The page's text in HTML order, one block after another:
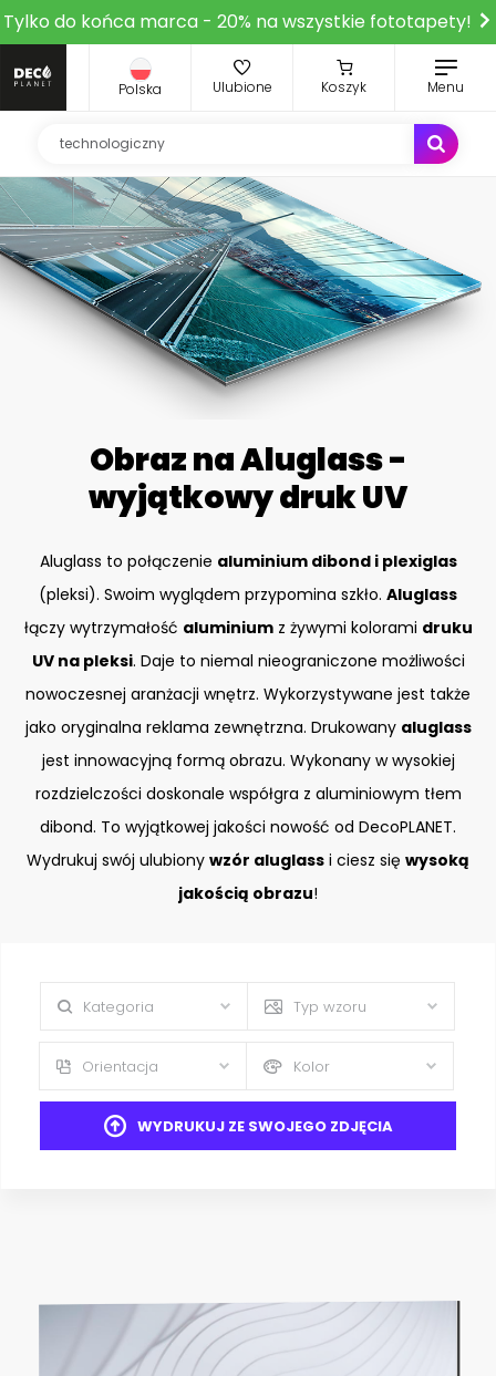
Tylko do końca marca - 20% na wszystkie fototapety!
Polska Ulubione Koszyk Menu
Obraz na Aluglass -
wyjątkowy druk UV
Aluglass to połączenie aluminium dibond i plexiglas
(pleksi). Swoim wyglądem przypomina szkło. Aluglass
łączy wytrzymałość aluminiumz żywymi kolorami druku
UV na pleksi. Daje to niemal nieograniczone możliwości
nowoczesnej aranżacji wnętrz. Wykorzystywane jest także
jako oryginalna reklama zewnętrzna. Drukowany aluglass
jest innowacyjną formą obrazu. Wykonany w wysokiej
rozdzielczości doskonale współgra z aluminiowym tłem
dibond. To wyjątkowej jakości nowość od DecoPLANET.
Wydrukuj swój ulubiony wzór aluglass i ciesz się wysoką
jakością obrazu!
Kategoria Typ wzoru
Orientacja Kolor
WYDRUKUJ ZE SWOJEGO ZDJĘCIA